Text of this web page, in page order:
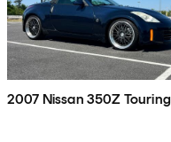
2007 Nissan 350Z Touring